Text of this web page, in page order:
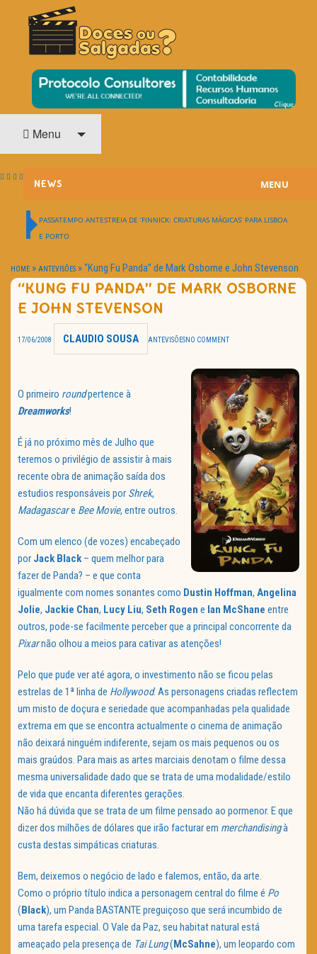
DOCES OU SALGADAS?
O Cinema? Uma Paixão!!
Menu
NEWS
HOME CINEMA
NOTA PESSOAL
TRAILER DO DIA
MENU
PASSATEMPO ANTESTREIA DE ‘FINNICK: CRIATURAS MÁGICAS’ PARA LISBOA
E PORTO
HOME » ANTEVISÕES »“Kung Fu Panda” de Mark Osborne e John Stevenson
“KUNG FU PANDA” DE MARK OSBORNE
E JOHN STEVENSON
17/06/2008 CLAUDIO SOUSA ANTEVISÕESNO COMMENT
O primeiro roundpertence à
Dreamworks!
É já no próximo mês de Julho que
teremos o privilégio de assistir à mais
recente obra de animação saída dos
estudios responsáveis por Shrek,
Madagascare Bee Movie, entre outros.
Com um elenco (de vozes) encabeçado
por Jack Black– quem melhor para
fazer de Panda? – e que conta
igualmente com nomes sonantes como Dustin Hoffman, Angelina
Jolie, Jackie Chan, Lucy Liu, Seth Rogen e Ian McShane entre
outros, pode-se facilmente perceber que a principal concorrente da
Pixarnão olhou a meios para cativar as atenções!
Pelo que pude ver até agora, o investimento não se ficou pelas
estrelas de 1ª linha de Hollywood. As personagens criadas reflectem
um misto de doçura e seriedade que acompanhadas pela qualidade
extrema em que se encontra actualmente o cinema de animação
não deixará ninguém indiferente, sejam os mais pequenos ou os
mais graúdos. Para mais as artes marciais denotam o filme dessa
mesma universalidade dado que se trata de uma modalidade/estilo
de vida que encanta diferentes gerações.
Não há dúvida que se trata de um filme pensado ao pormenor. E que
dizer dos milhões de dólares que irão facturar em merchandisingà
custa destas simpáticas criaturas.
Bem, deixemos o negócio de lado e falemos, então, da arte.
Como o próprio título indica a personagem central do filme é Po
(Black), um Panda BASTANTE preguiçoso que será incumbido de
uma tarefa especial. O Vale da Paz, seu habitat natural está
ameaçado pela presença de Tai Lung(McSahne), um leopardo com